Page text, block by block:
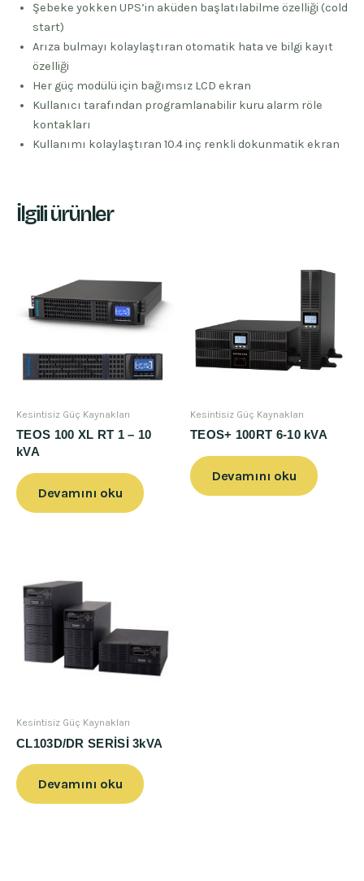
Şebeke yokken UPS’in aküden başlatılabilme özelliği (cold
start)
Arıza bulmayı kolaylaştıran otomatik hata ve bilgi kayıt
özelliği
Her güç modülü için bağımsız LCD ekran
Kullanıcı tarafından programlanabilir kuru alarm röle
kontakları
Kullanımı kolaylaştıran 10.4 inç renkli dokunmatik ekran
İlgili ürünler
Kesintisiz Güç Kaynakları
TEOS 100 XL RT 1 – 10
kVA
Devamını oku
Kesintisiz Güç Kaynakları
TEOS+ 100RT 6-10 kVA
Devamını oku
Kesintisiz Güç Kaynakları
CL103D/DR SERİSİ 3kVA
Devamını oku